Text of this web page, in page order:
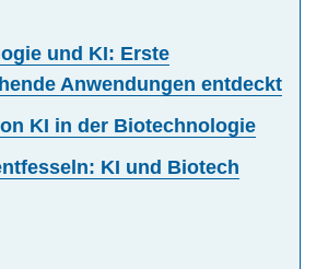
und KI: Erste
Anwendungen entdeckt
KI in der Biotechnologie
KI und Biotech